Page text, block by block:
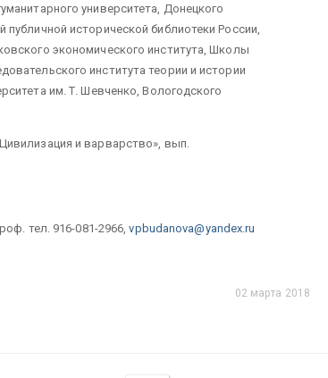
университета, Донецкого
исторической библиотеки России,
экономического института, Школы
института теории и истории
им. Т. Шевченко, Вологодского
и варварство», вып.
тел. 916-081-2966,vpbudanova@yandex.ru
02 марта 2018